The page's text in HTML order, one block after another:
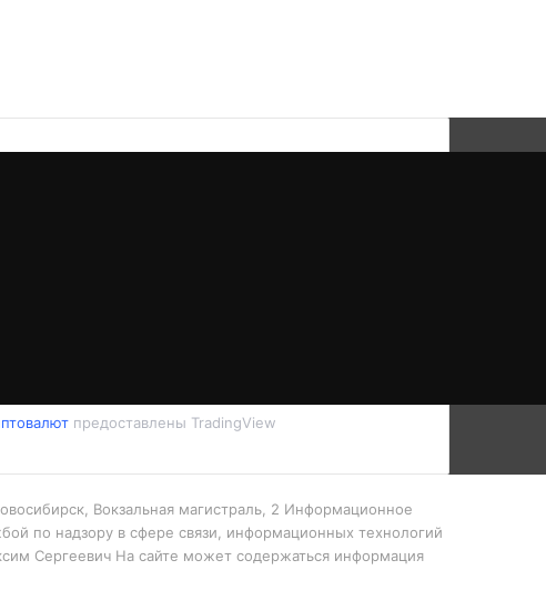
предоставлены TradingView
Вокзальная магистраль, 2 Информационное
по надзору в сфере связи, информационных технологий
Сергеевич На сайте может содержаться информация